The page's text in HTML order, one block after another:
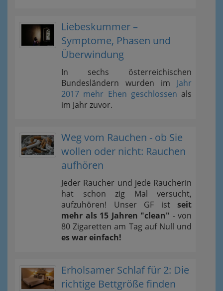
Liebeskummer –
Symptome, Phasen und
Überwindung
In sechs österreichischen
Bundesländern wurden im Jahr
2017 mehr Ehen geschlossen als
im Jahr zuvor.
Weg vom Rauchen - ob Sie
wollen oder nicht: Rauchen
aufhören
Jeder Raucher und jede Raucherin
hat schon zig Mal versucht,
aufzuhören! Unser GF ist seit
mehr als 15 Jahren "clean" - von
80 Zigaretten am Tag auf Null und
es war einfach!
Erholsamer Schlaf für 2: Die
richtige Bettgröße finden